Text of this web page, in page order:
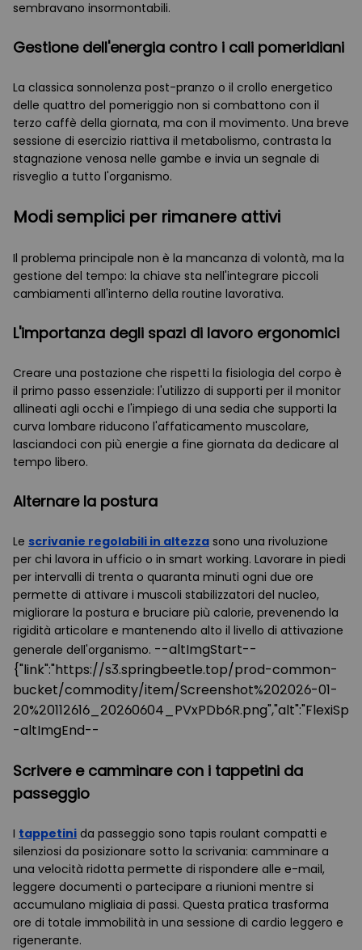
sembravano insormontabili.
Gestione dell'energia contro i cali pomeridiani
La classica sonnolenza post-pranzo o il crollo energetico
delle quattro del pomeriggio non si combattono con il
terzo caffè della giornata, ma con il movimento. Una breve
sessione di esercizio riattiva il metabolismo, contrasta la
stagnazione venosa nelle gambe e invia un segnale di
risveglio a tutto l'organismo.
Modi semplici per rimanere attivi
Il problema principale non è la mancanza di volontà, ma la
gestione del tempo: la chiave sta nell'integrare piccoli
cambiamenti all'interno della routine lavorativa.
L'importanza degli spazi di lavoro ergonomici
Creare una postazione che rispetti la fisiologia del corpo è
il primo passo essenziale: l'utilizzo di supporti per il monitor
allineati agli occhi e l'impiego di una sedia che supporti la
curva lombare riducono l'affaticamento muscolare,
lasciandoci con più energie a fine giornata da dedicare al
tempo libero.
Alternare la postura
Le scrivanie regolabili in altezza sono una rivoluzione
per chi lavora in ufficio o in smart working. Lavorare in piedi
per intervalli di trenta o quaranta minuti ogni due ore
permette di attivare i muscoli stabilizzatori del nucleo,
migliorare la postura e bruciare più calorie, prevenendo la
rigidità articolare e mantenendo alto il livello di attivazione
generale dell'organismo. --altImgStart--
{"link":"https://s3.springbeetle.top/prod-common-
bucket/commodity/item/Screenshot%202026-01-
-altImgEnd--
Scrivere e camminare con i tappetini da
passeggio
I tappetini da passeggio sono tapis roulant compatti e
silenziosi da posizionare sotto la scrivania: camminare a
una velocità ridotta permette di rispondere alle e-mail,
leggere documenti o partecipare a riunioni mentre si
accumulano migliaia di passi. Questa pratica trasforma
ore di totale immobilità in una sessione di cardio leggero e
rigenerante.